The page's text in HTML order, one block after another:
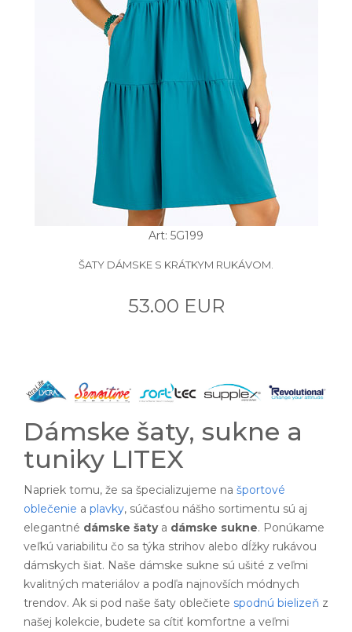
Art: 5G199
ŠATY DÁMSKE S KRÁTKYM RUKÁVOM.
53.00 EUR
Dámske šaty, sukne a
tuniky LITEX
Napriek tomu, že sa špecializujeme na športové
oblečenie a plavky, súčasťou nášho sortimentu sú aj
elegantné dámske šatya dámske sukne. Ponúkame
veľkú variabilitu čo sa týka strihov alebo dĺžky rukávou
dámskych šiat. Naše dámske sukne sú ušité z veľmi
kvalitných materiálov a podľa najnovších módnych
trendov. Ak si pod naše šaty oblečiete spodnú bielizeň z
našej kolekcie, budete sa cítiť komfortne a veľmi